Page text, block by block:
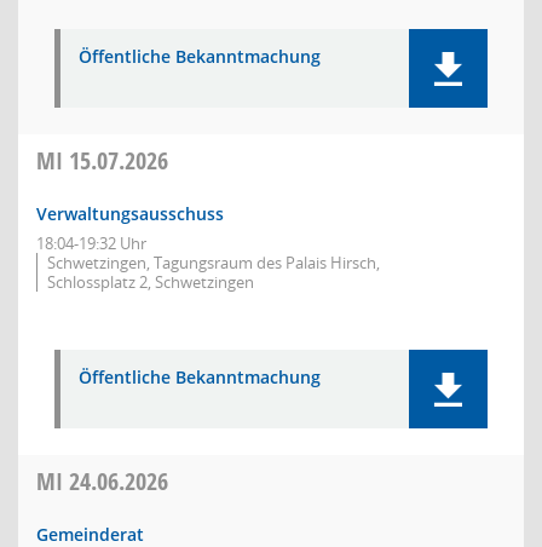
Öffentliche Bekanntmachung
MI 15.07.2026
Verwaltungsausschuss
18:04-19:32 Uhr
Schwetzingen, Tagungsraum des Palais Hirsch,
Schlossplatz 2, Schwetzingen
Öffentliche Bekanntmachung
MI 24.06.2026
Gemeinderat